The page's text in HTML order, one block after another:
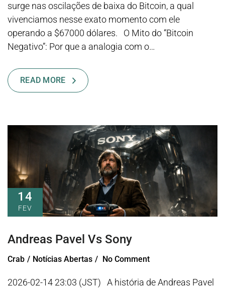
surge nas oscilações de baixa do Bitcoin, a qual
vivenciamos nesse exato momento com ele
operando a $67000 dólares. O Mito do “Bitcoin
Negativo”: Por que a analogia com o…
READ MORE
14
FEV
Andreas Pavel Vs Sony
Crab Notícias Abertas No Comment
2026-02-14 23:03 (JST) A história de Andreas Pavel